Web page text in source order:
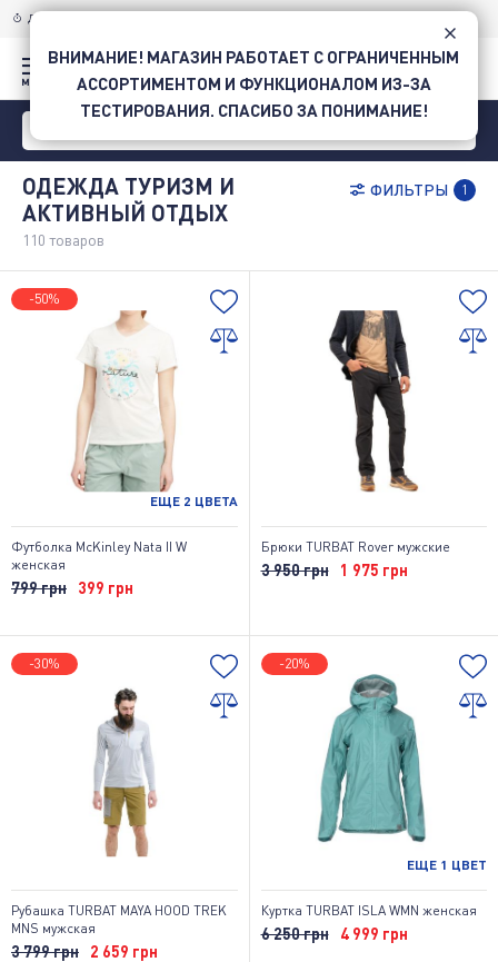
ДОСТАВКА ПО УКРАИНЕ
ОДЕЖДА ТУРИЗМ И
АКТИВНЫЙ ОТДЫХ
110 товаров
ФИЛЬТРЫ 1
-50%
ЕЩЕ 2 ЦВЕТА
Футболка McKinley Nata II W
женская
799 грн 399 грн
Брюки TURBAT Rover мужские
3 950 грн 1 975 грн
-30%
Рубашка TURBAT MAYA HOOD TREK
MNS мужская
3 799 грн 2 659 грн
-20%
ЕЩЕ 1 ЦВЕТ
Куртка TURBAT ISLA WMN женская
6 250 грн 4 999 грн
ВНИМАНИЕ! МАГАЗИН РАБОТАЕТ С ОГРАНИЧЕННЫМ
АССОРТИМЕНТОМ И ФУНКЦИОНАЛОМ ИЗ-ЗА
ТЕСТИРОВАНИЯ. СПАСИБО ЗА ПОНИМАНИЕ!